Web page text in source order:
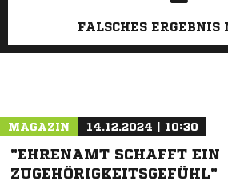
FALSCHES ERGEBNIS
MAGAZIN 14.12.2024 | 10:30
"EHRENAMT SCHAFFT EIN
ZUGEHÖRIGKEITSGEFÜHL"